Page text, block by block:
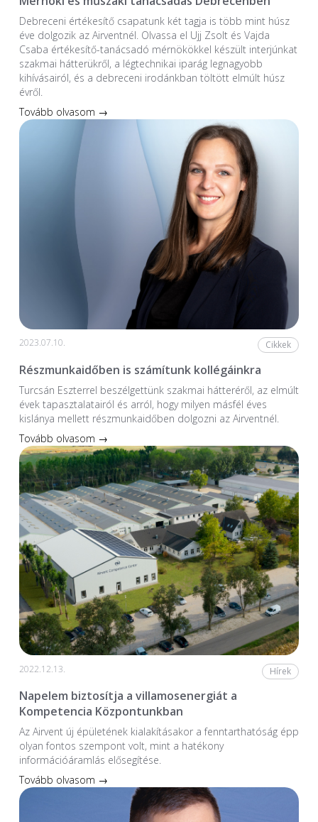
Debreceni értékesítő csapatunk két tagja is több mint húsz
éve dolgozik az Airventnél. Olvassa el Ujj Zsolt és Vajda
Csaba értékesítő-tanácsadó mérnökökkel készült interjúnkat
szakmai hátterükről, a légtechnikai iparág legnagyobb
kihívásairól, és a debreceni irodánkban töltött elmúlt húsz
évről.
Tovább olvasom →
2023.07.10. Cikkek
Részmunkaidőben is számítunk kollégáinkra
Turcsán Eszterrel beszélgettünk szakmai hátteréről, az elmúlt
évek tapasztalatairól és arról, hogy milyen másfél éves
kislánya mellett részmunkaidőben dolgozni az Airventnél.
Tovább olvasom →
2022.12.13. Hírek
Napelem biztosítja a villamosenergiát a
Kompetencia Központunkban
Az Airvent új épületének kialakításakor a fenntarthatóság épp
olyan fontos szempont volt, mint a hatékony
információáramlás elősegítése.
Tovább olvasom →